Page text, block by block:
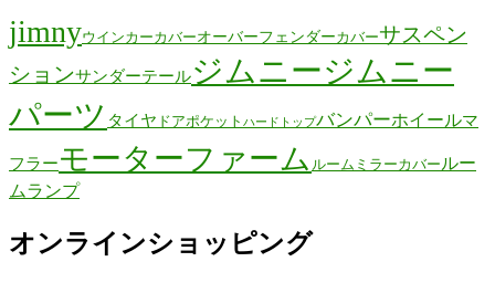
jimnyウインカーカバーオーバーフェンダーカバーサスペン
ションサンダーテールジムニージムニー
パーツ タイヤ ドアポケット ハードトップバンパーホイールマ
フラーモーターファーム ルームミラーカバー ルー
ムランプ
オンラインショッピング